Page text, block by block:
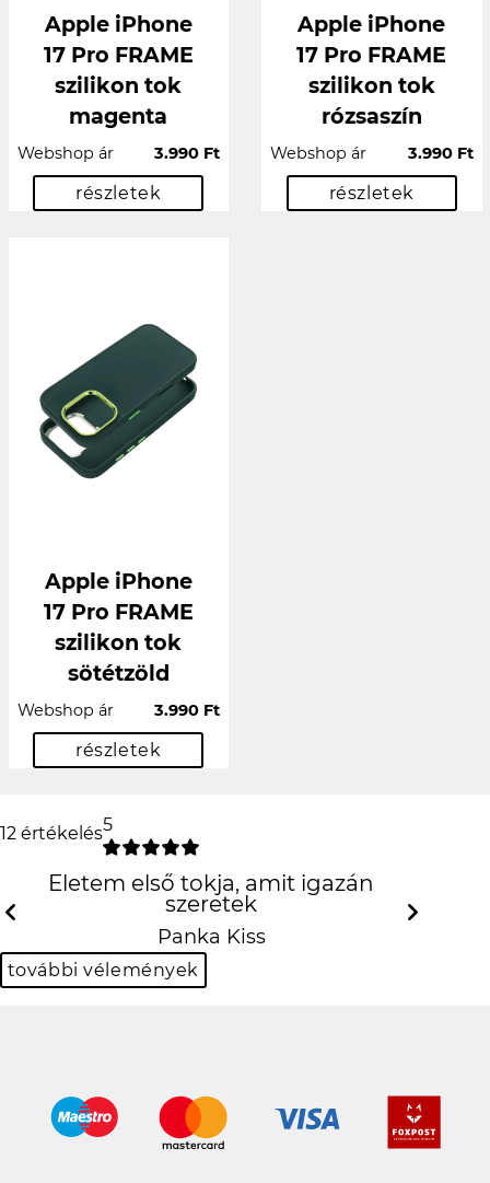
Apple iPhone
17 Pro FRAME
szilikon tok
magenta
Webshop ár 3.990 Ft
részletek
Apple iPhone
17 Pro FRAME
szilikon tok
rózsaszín
Webshop ár 3.990 Ft
részletek
Apple iPhone
17 Pro FRAME
szilikon tok
sötétzöld
Webshop ár 3.990 Ft
részletek
12 értékelés5
Életem első tokja, amit igazán szeretek
Panka Kiss
Previous
további vélemények